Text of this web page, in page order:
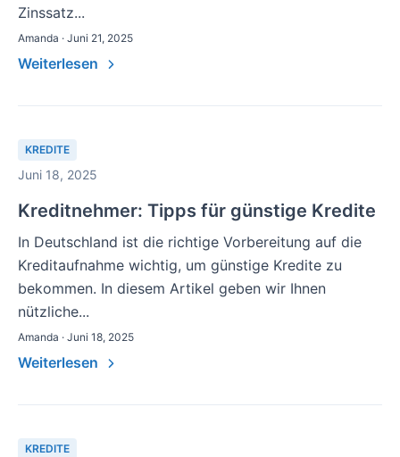
Zinssatz...
Amanda · Juni 21, 2025
Weiterlesen
KREDITE
Juni 18, 2025
Kreditnehmer: Tipps für günstige Kredite
In Deutschland ist die richtige Vorbereitung auf die
Kreditaufnahme wichtig, um günstige Kredite zu
bekommen. In diesem Artikel geben wir Ihnen
nützliche...
Amanda · Juni 18, 2025
Weiterlesen
KREDITE